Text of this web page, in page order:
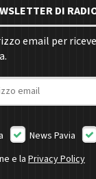
DI
email per
News Pavia
e laPrivacy Policy